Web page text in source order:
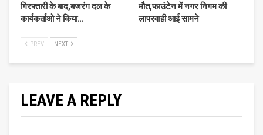
गिरफ्तारी के बाद,बजरंग दल के
कार्यकर्ताओ ने किया…
मौत,फाउंटेन में नगर निगम की
लापरवाही आई सामने
PREV NEXT
LEAVE A REPLY